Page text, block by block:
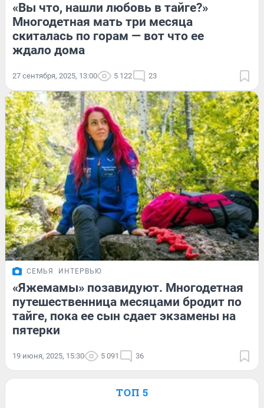
«Вы что, нашли любовь в тайге?»
Многодетная мать три месяца
скиталась по горам — вот что ее
ждало дома
27 сентября, 2025, 13:00 5 122 23
СЕМЬЯ ИНТЕРВЬЮ
«Яжемамы» позавидуют. Многодетная
путешественница месяцами бродит по
тайге, пока ее сын сдает экзамены на
пятерки
19 июня, 2025, 15:30 5 091 36
ТОП 5